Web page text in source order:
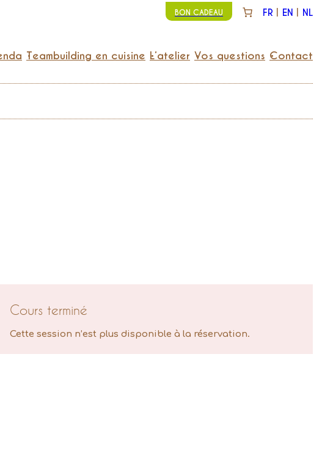
BON CADEAU FR EN NL
Teambuilding en cuisine L’atelier Vos questions Contact
Cours terminé
Cette session n’est plus disponible à la réservation.